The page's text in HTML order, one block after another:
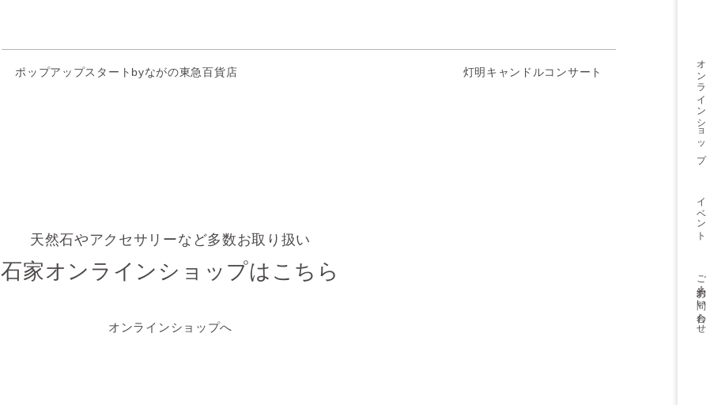
オンライン
ショップ
イベント
ご予約・
お問い合わせ
ポップアップスタートbyながの東急百貨店 灯明キャンドルコンサート
天然石やアクセサリーなど多数お取り扱い
石家オンラインショップはこちら
オンラインショップへ